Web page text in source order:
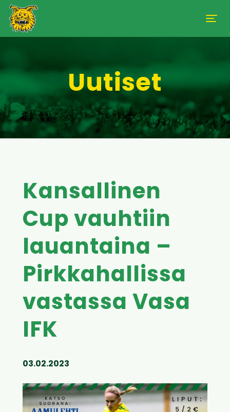
Uutiset
Kansallinen
Cup vauhtiin
lauantaina –
Pirkkahallissa
vastassa Vasa
IFK
03.02.2023